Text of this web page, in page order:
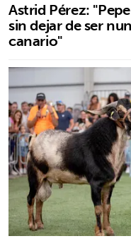
Astrid Pérez:
sin dejar de ser
canario"